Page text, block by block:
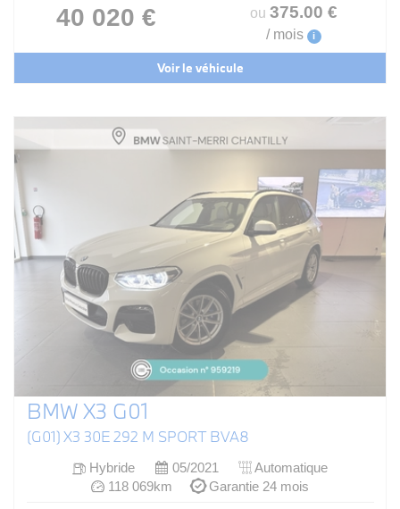
40 020 € ou 375.00 €
/ mois i
Voir le véhicule
BMW X3 G01
(G01) X3 30E 292 M SPORT BVA8
Hybride 05/2021
Automatique
118 069km
Garantie 24 mois